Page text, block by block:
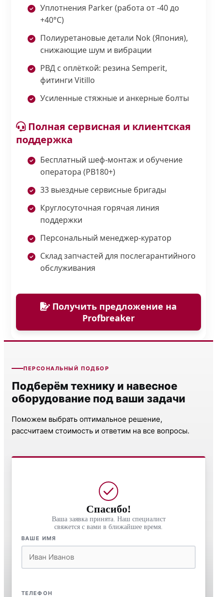
Уплотнения Parker (работа от -40 до
+40°С)
Полиуретановые детали Nok (Япония),
снижающие шум и вибрации
РВД с оплёткой: резина Semperit,
фитинги Vitillo
Усиленные стяжные и анкерные болты
Полная сервисная и клиентская
поддержка
Бесплатный шеф-монтаж и обучение
оператора (PB180+)
33 выездные сервисные бригады
Круглосуточная горячая линия
поддержки
Персональный менеджер-куратор
Склад запчастей для послегарантийного
обслуживания
Получить предложение на
Profbreaker
ПЕРСОНАЛЬНЫЙ ПОДБОР
Подберём технику и навесное
оборудование под ваши задачи
Поможем выбрать оптимальное решение,
рассчитаем стоимость и ответим на все вопросы.
Спасибо!
Ваша заявка принята. Наш специалист
свяжется с вами в ближайшее время.
ВАШЕ ИМЯ
ТЕЛЕФОН